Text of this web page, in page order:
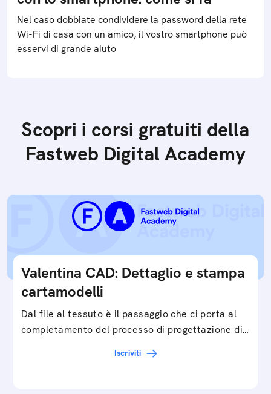
Nel caso dobbiate condividere la password della rete
Wi-Fi di casa con un amico, il vostro smartphone può
esservi di grande aiuto
Scopri i corsi gratuiti della
Fastweb Digital Academy
Valentina CAD: Dettaglio e stampa
cartamodelli
Dal file al tessuto è il passaggio che ci porta al
completamento del processo di progettazione di
Iscriviti